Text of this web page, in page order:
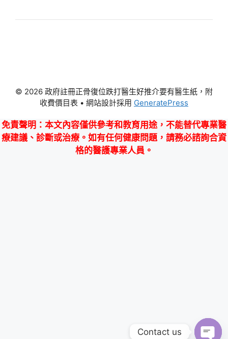
© 2026 政府註冊正骨復位跌打醫生好推介要有醫生紙，附
收費價目表 • 網站設計採用 GeneratePress
免責聲明 ：本文內容僅供參考和教育用途，不能替代專業醫
療建議、診斷或治療。如有任何健康問題，請務必諮詢合資
格的醫護專業人員。
Contact us